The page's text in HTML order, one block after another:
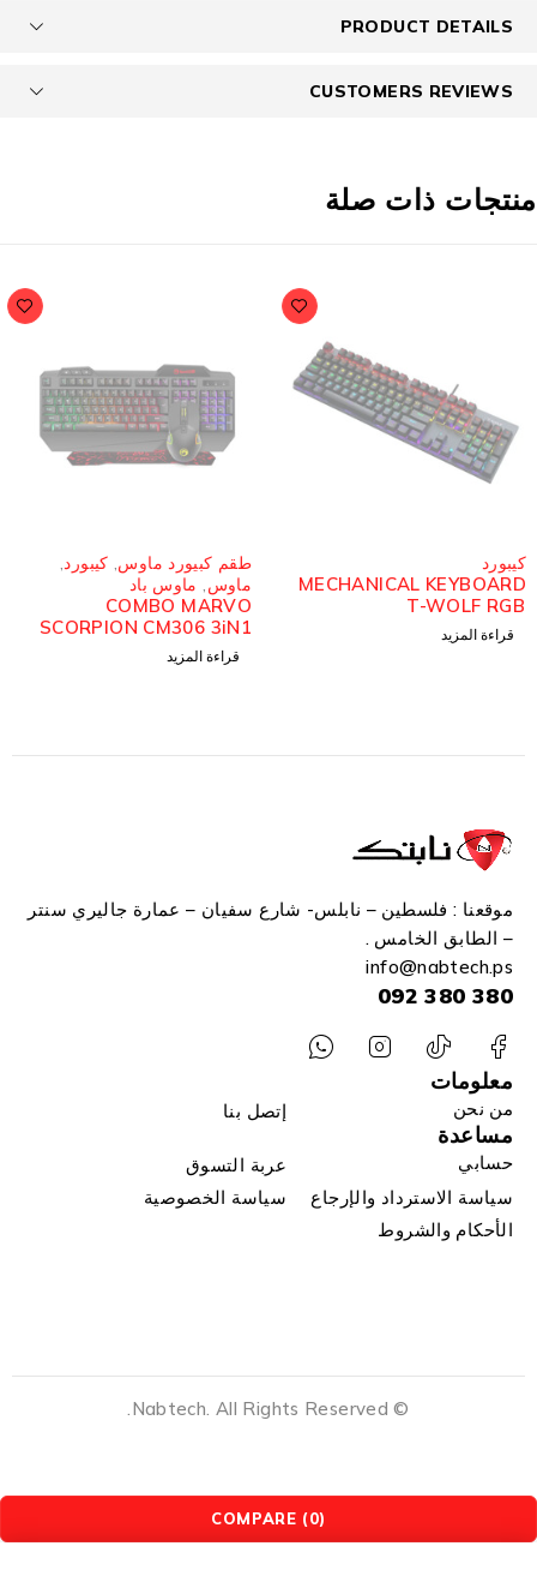
PRODUCT DETAILS
CUSTOMERS REVIEWS
ذات صلة
مُباع
كيبورد
MECHANICAL KEYBOARD
T-WOLF RGB
قراءة المزيد
مُباع
طقم كبيورد ماوس , كيبورد,
ماوس , ماوس باد
COMBO MARVO
SCORPION CM306 3iN1
قراءة المزيد
موقعنا : فلسطين – نابلس- شارع سفيان – عمارة جاليري سنتر
– الطابق الخامس .
info@nabtech.ps
380 380 092
معلومات
من نحن إتصل بنا
مساعدة
حسابي
عربة التسوق
سياسة الاسترداد والإرجاع
سياسة الخصوصية
الأحكام والشروط
© Nabtech. All Rights Reserved.
COMPARE (0)